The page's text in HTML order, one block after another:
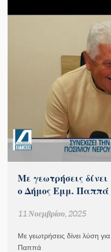
Με γεωτρήσεις
ο Δήμος Εμμ. Παππά
11 Νοεμβρίου, 2025
Με γεωτρήσεις δίνει λύση
Παππά